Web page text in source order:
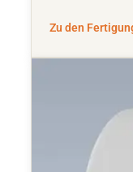
Zu den